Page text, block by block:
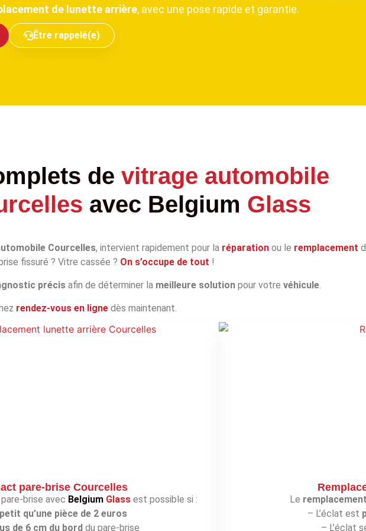
de lunette arrière, avec une pose rapide et garantie.
Être rappelé(e)
de vitrage automobile
avec Belgium Glass
Courcelles, intervient rapidement pour la réparation ou le remplacement
fissuré ? Vitre cassée ? On s’occupe de tout !
précis afin de déterminer la meilleure solution pour votre véhicule
rendez‑vous en ligne dès maintenant.
pare-brise Courcelles
brise avec Belgium Glass est possible si :
qu’une pièce de 2 euros
de 6 cm du bord du pare-brise
Le
– L’éclat est
– L’éclat